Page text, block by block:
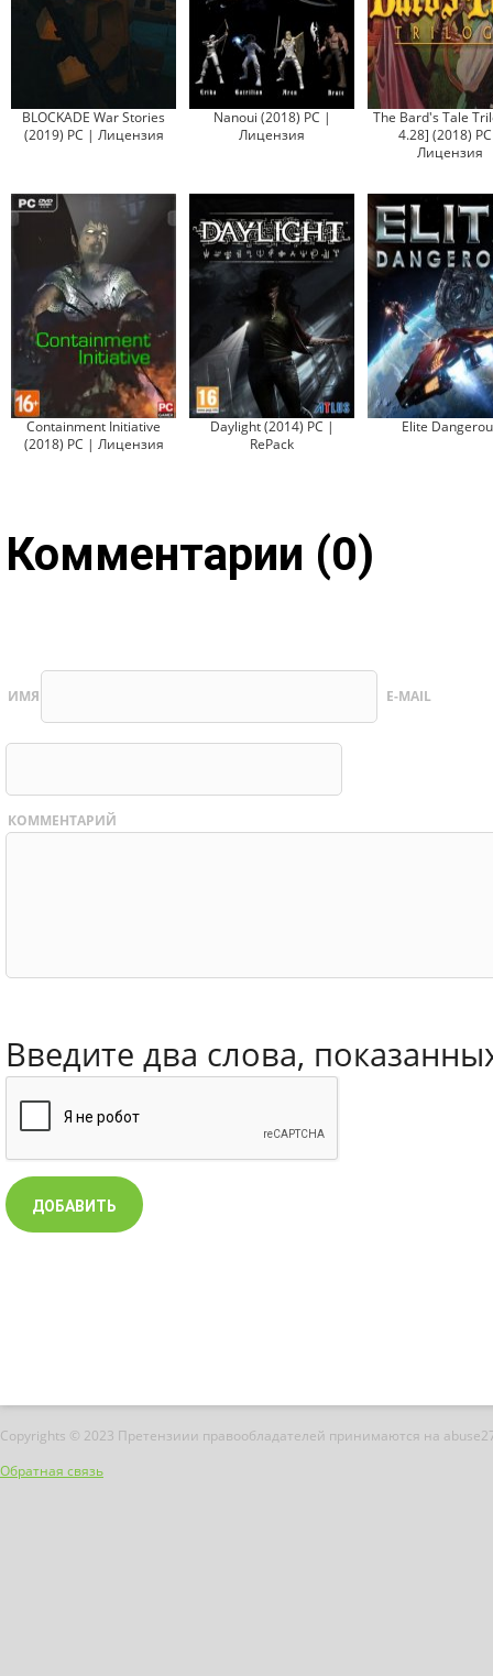
BLOCKADE War Stories
(2019) PC | Лицензия
Nanoui (2018) PC |
Лицензия
The Bard's Tale
4.28] (2018)
Лицензия
Containment Initiative
(2018) PC | Лицензия
Daylight (2014) PC |
RePack
Elite
Комментарии (0)
ИМЯ E-MAIL
КОММЕНТАРИЙ
Введите два слова,
Copyrights © 2023 Претензиии правообладателей принимаются на
Обратная связь